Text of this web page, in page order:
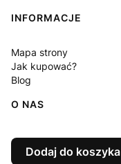
INFORMACJE
Mapa strony
Jak kupować?
Blog
O NAS
Kontakt
O firmie
Dodaj do koszyka